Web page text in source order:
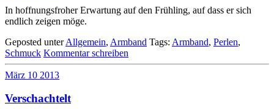
In hoffnungsfroher Erwartung auf den Frühling, auf dass er sich
endlich zeigen möge.
Geposted unterAllgemein, Armband Tags: Armband, Perlen,
Schmuck Kommentar schreiben
März 10 2013
Verschachtelt